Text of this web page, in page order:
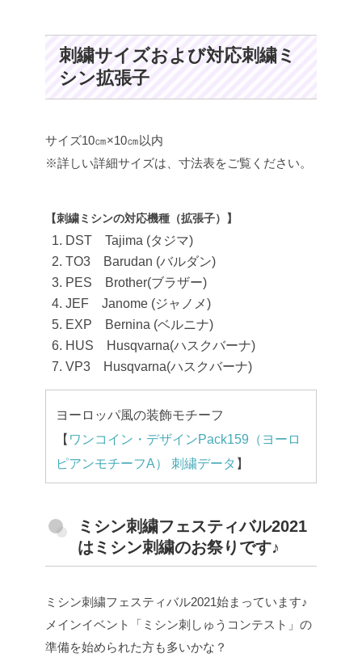
刺繍サイズおよび対応刺繍ミ
シン拡張子
サイズ10㎝×10㎝以内
※詳しい詳細サイズは、寸法表をご覧ください。
【刺繍ミシンの対応機種（拡張子）】
DST Tajima (タジマ)
TO3 Barudan (バルダン)
PES Brother(ブラザー)
JEF Janome (ジャノメ)
EXP Bernina (ベルニナ)
HUS Husqvarna(ハスクバーナ)
VP3 Husqvarna(ハスクバーナ)
ヨーロッパ風の装飾モチーフ
【 ワンコイン・デザインPack159（ヨーロ
ピアンモチーフA） 刺繍データ 】
ミシン刺繍フェスティバル2021
はミシン刺繍のお祭りです♪
ミシン刺繍フェスティバル2021始まっています♪
メインイベント「ミシン刺しゅうコンテスト」の
準備を始められた方も多いかな？